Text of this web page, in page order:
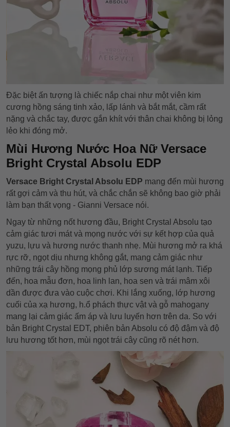
Đặc biệt ấn tượng là chiếc nắp chai như một viên kim
cương hồng sáng tinh xảo, lấp lánh và bắt mắt, cầm rất
nặng và chắc tay, được gắn khít với thân chai không bị lỏng
lẻo khi đóng mở.
Mùi Hương Nước Hoa Nữ Versace
Bright Crystal Absolu EDP
Versace Bright Crystal Absolu EDP mang đến mùi hương
rất gợi cảm và thu hút, và chắc chắn sẽ không bao giờ phải
làm bạn thất vọng - Gianni Versace nói.
Ngay từ những nốt hương đầu, Bright Crystal Absolu tạo
cảm giác tươi mát và mọng nước với sự kết hợp của quả
yuzu, lựu và hương nước thanh nhẹ. Mùi hương mở ra khá
rực rỡ, ngọt dịu nhưng không gắt, mang cảm giác như
những trái cây hồng mọng phủ lớp sương mát lạnh. Tiếp
đến, hoa mẫu đơn, hoa linh lan, hoa sen và trái mâm xôi
dần được đưa vào cuộc chơi. Khi lắng xuống, lớp hương
cuối của xạ hương, h.ổ phách thực vật và gỗ mahogany
mang lại cảm giác ấm áp và lưu luyến hơn trên da. So với
bản Bright Crystal EDT, phiên bản Absolu có độ đậm và độ
lưu hương tốt hơn, mùi ngọt trái cây cũng rõ nét hơn.